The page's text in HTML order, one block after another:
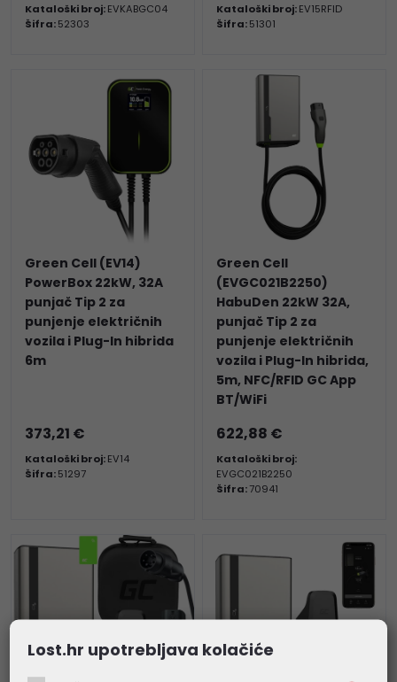
Kataloški broj:EVKABGC04
Šifra:52303
Kataloški broj:EV15RFID
Šifra:51301
Green Cell (EV14)
PowerBox 22kW, 32A
punjač Tip 2 za
punjenje električnih
vozila i Plug-In hibrida
6m
373,21 €
Kataloški broj:EV14
Šifra:51297
Green Cell
(EVGC021B2250)
HabuDen 22kW 32A,
punjač Tip 2 za
punjenje električnih
vozila i Plug-In hibrida,
5m, NFC/RFID GC App
BT/WiFi
622,88 €
Kataloški broj:
EVGC021B2250
Šifra:70941
Lost.hr upotrebljava kolačiće